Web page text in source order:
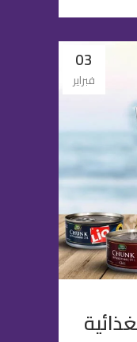
03
فبراير